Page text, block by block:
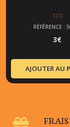
TITI
RÉFÉRENCE :
3€
AJOUTER AU